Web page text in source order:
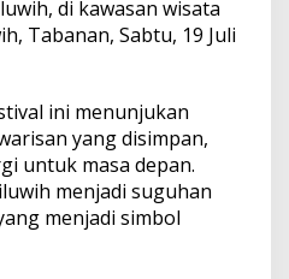
di kawasan wisata
Tabanan, Sabtu, 19 Juli
ini menunjukan
yang disimpan,
untuk masa depan.
menjadi suguhan
menjadi simbol